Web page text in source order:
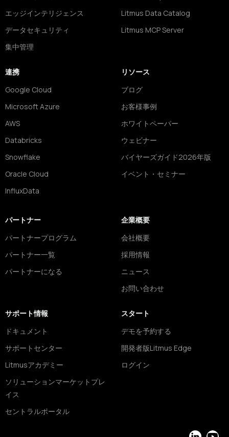
エッジインテリジェンス
データセキュリティ
集中管理
Litmus Data Catalog
Litmus MCP Server
連携
Google Cloud
Microsoft Azure
AWS
Databricks
Snowflake
Oracle Cloud
InfluxData
リソース
ブログ
お客様事例
ホワイトペーパー
ウェビナー
バイヤーズガイド2026年版
イベント・セミナー
パートナー
パートナープログラム
パートナー一覧
パートナーになる
企業概要
会社概要
採用情報
ニュース
お問い合わせ
サポート情報
ドキュメント
サポートセンター
Litmusアカデミー
ソリューションマーケットプレ
イス
セントラルポータル
スタート
デモを予約する
開発者版Litmus Edge
ログイン